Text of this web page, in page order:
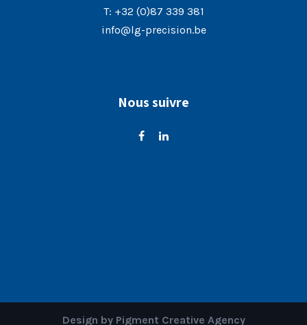
T: +32 (0)87 339 381
info@lg-precision.be
Nous suivre
Design by Pigment Creative Agency